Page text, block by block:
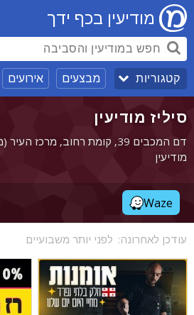
מודיעין בכף ידך
קטגוריות מבצעים אירועים
סיליז מודיעין
דם המכבים 39, קומת רחוב, מרכז
מודיעין
Waze
עודכן לאחרונה: לפני יותר משבועיים